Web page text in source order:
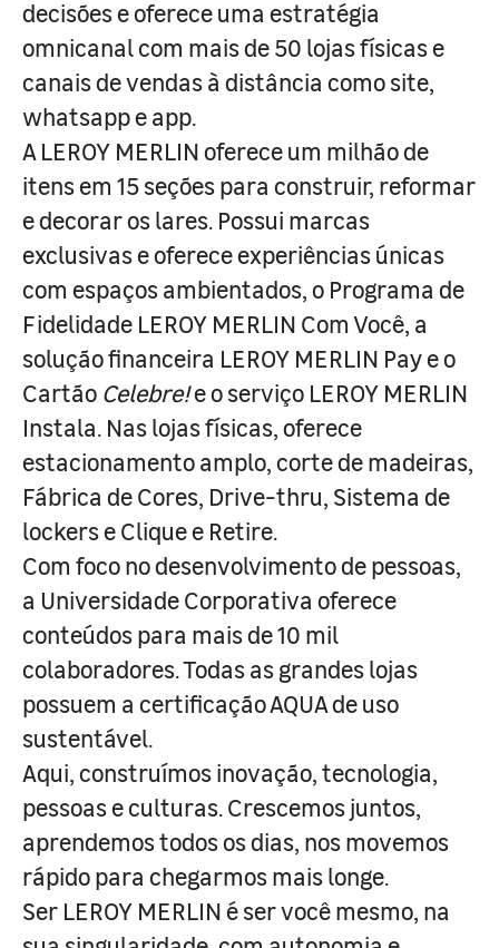
decisões e oferece uma estratégia
omnicanal com mais de 50 lojas físicas e
canais de vendas à distância como site,
whatsapp e app.
A LEROY MERLIN oferece um milhão de
itens em 15 seções para construir, reformar
e decorar os lares. Possui marcas
exclusivas e oferece experiências únicas
com espaços ambientados, o Programa de
Fidelidade LEROY MERLIN Com Você, a
solução financeira LEROY MERLIN Pay e o
Cartão Celebre!e o serviço LEROY MERLIN
Instala. Nas lojas físicas, oferece
estacionamento amplo, corte de madeiras,
Fábrica de Cores, Drive-thru, Sistema de
lockers e Clique e Retire.
Com foco no desenvolvimento de pessoas,
a Universidade Corporativa oferece
conteúdos para mais de 10 mil
colaboradores. Todas as grandes lojas
possuem a certificação AQUA de uso
sustentável.
Aqui, construímos inovação, tecnologia,
pessoas e culturas. Crescemos juntos,
aprendemos todos os dias, nos movemos
rápido para chegarmos mais longe.
Ser LEROY MERLIN é ser você mesmo, na